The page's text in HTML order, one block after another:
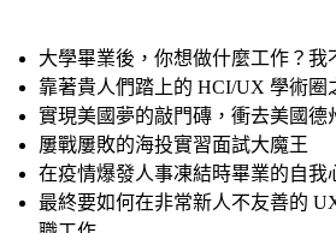
大學畢業後，你想做什麼工作？我
靠著貴人們踏上的 HCI/UX 學術圈
實現美國夢的敲門磚，衝去美國德
屢戰屢敗的海投實習面試大魔王
在疫情爆發人事凍結時畢業的自我
最終要如何在非常新人不友善的